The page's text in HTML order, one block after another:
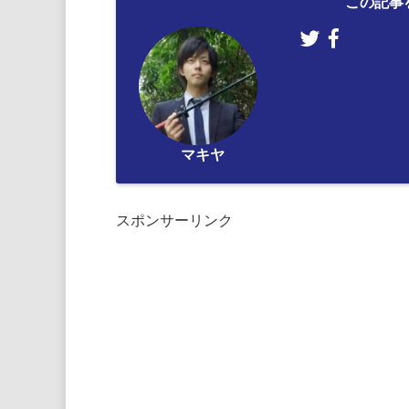
マキヤ
スポンサーリンク